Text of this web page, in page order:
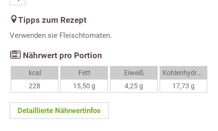
Tipps zum Rezept
Verwenden sie Fleischtomaten.
Nährwert pro Portion
kcal
228
Fett
15,50 g
Eiweiß
4,25 g
Kohlenhydrate
17,73 g
Detaillierte Nährwertinfos